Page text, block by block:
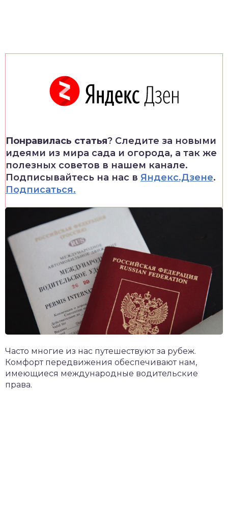
Понравилась статья? Следите за новыми
идеями из мира сада и огорода, а так же
полезных советов в нашем канале.
Подписывайтесь на нас в Яндекс.Дзене.
Подписаться.
Часто многие из нас путешествуют за рубеж.
Комфорт передвижения обеспечивают нам,
имеющиеся международные водительские
права.